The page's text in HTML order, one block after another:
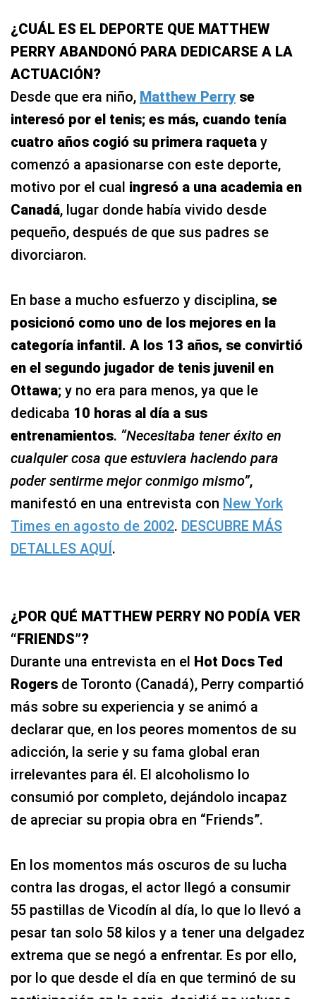
¿CUÁL ES EL DEPORTE QUE MATTHEW
PERRY ABANDONÓ PARA DEDICARSE A LA
ACTUACIÓN?
Desde que era niño, Matthew Perry se
interesó por el tenis; es más, cuando tenía
cuatro años cogió su primera raqueta y
comenzó a apasionarse con este deporte,
motivo por el cual ingresó a una academia en
Canadá, lugar donde había vivido desde
pequeño, después de que sus padres se
divorciaron.
En base a mucho esfuerzo y disciplina, se
posicionó como uno de los mejores en la
categoría infantil. A los 13 años, se convirtió
en el segundo jugador de tenis juvenil en
Ottawa; y no era para menos, ya que le
dedicaba 10 horas al día a sus
entrenamientos. “Necesitaba tener éxito en
cualquier cosa que estuviera haciendo para
poder sentirme mejor conmigo mismo”,
manifestó en una entrevista con New York
Times en agosto de 2002. DESCUBRE MÁS
DETALLES AQUÍ.
¿POR QUÉ MATTHEW PERRY NO PODÍA VER
“FRIENDS”?
Durante una entrevista en el Hot Docs Ted
Rogers de Toronto (Canadá), Perry compartió
más sobre su experiencia y se animó a
declarar que, en los peores momentos de su
adicción, la serie y su fama global eran
irrelevantes para él. El alcoholismo lo
consumió por completo, dejándolo incapaz
de apreciar su propia obra en “Friends”.
En los momentos más oscuros de su lucha
contra las drogas, el actor llegó a consumir
55 pastillas de Vicodín al día, lo que lo llevó a
pesar tan solo 58 kilos y a tener una delgadez
extrema que se negó a enfrentar. Es por ello,
por lo que desde el día en que terminó de su